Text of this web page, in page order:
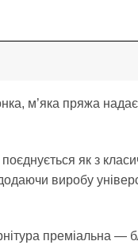
м’яка пряжа
як з
виробу
преміальна —